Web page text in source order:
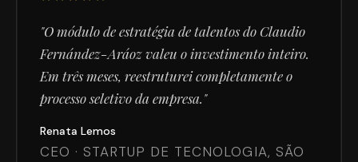
"O módulo de estratégia de talentos do Claudio
Fernández-Aráoz valeu o investimento inteiro.
Em três meses, reestruturei completamente o
processo seletivo da empresa."
Renata Lemos
CEO · STARTUP DE TECNOLOGIA, SÃO